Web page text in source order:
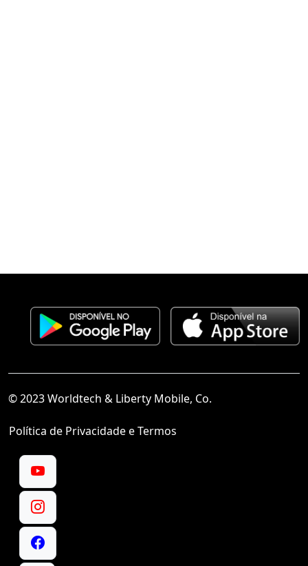
© 2023 Worldtech & Liberty Mobile, Co.
Política de Privacidade e Termos